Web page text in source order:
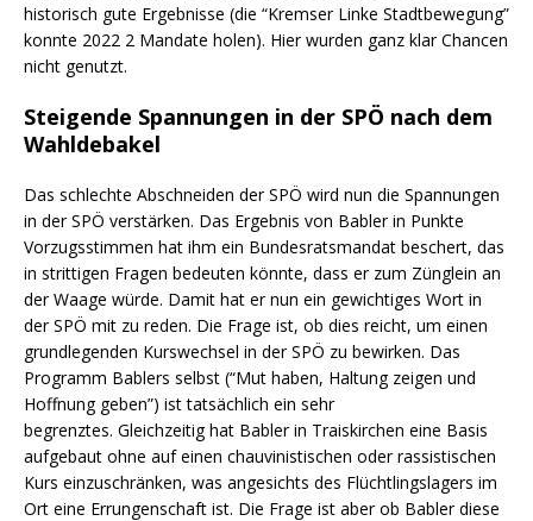
historisch gute Ergebnisse (die “Kremser Linke Stadtbewegung”
konnte 2022 2 Mandate holen). Hier wurden ganz klar Chancen
nicht genutzt.
Steigende Spannungen in der SPÖ nach dem
Wahldebakel
Das schlechte Abschneiden der SPÖ wird nun die Spannungen
in der SPÖ verstärken. Das Ergebnis von Babler in Punkte
Vorzugsstimmen hat ihm ein Bundesratsmandat beschert, das
in strittigen Fragen bedeuten könnte, dass er zum Zünglein an
der Waage würde. Damit hat er nun ein gewichtiges Wort in
der SPÖ mit zu reden. Die Frage ist, ob dies reicht, um einen
grundlegenden Kurswechsel in der SPÖ zu bewirken. Das
Programm Bablers selbst (“Mut haben, Haltung zeigen und
Hoffnung geben”) ist tatsächlich ein sehr
begrenztes. Gleichzeitig hat Babler in Traiskirchen eine Basis
aufgebaut ohne auf einen chauvinistischen oder rassistischen
Kurs einzuschränken, was angesichts des Flüchtlingslagers im
Ort eine Errungenschaft ist. Die Frage ist aber ob Babler diese